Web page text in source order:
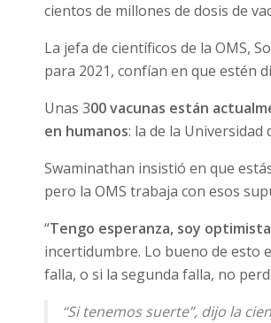
cientos de millones de dosis de
La jefa de científicos de la OMS,
para 2021, confían en que estén
Unas 300 vacunas están
en humanos: la de la Universidad
Swaminathan insistió en que
pero la OMS trabaja con esos
“Tengo esperanza, soy optimista
incertidumbre. Lo bueno de esto
falla, o si la segunda falla, no
“Si tenemos suerte”, dijo la